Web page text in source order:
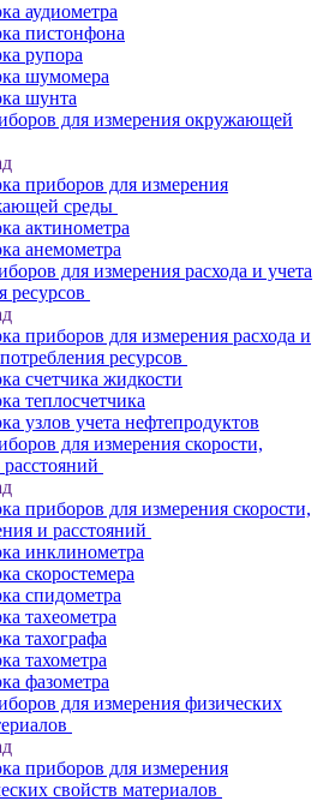
аудиометра
пистонфона
рупора
шумомера
шунта
для измерения окружающей
приборов для измерения
среды
актинометра
анемометра
для измерения расхода и учета
ресурсов
приборов для измерения расхода и
ресурсов
счетчика жидкости
теплосчетчика
узлов учета нефтепродуктов
для измерения скорости,
приборов для измерения скорости,
и расстояний
инклинометра
скоростемера
спидометра
тахеометра
тахографа
тахометра
фазометра
для измерения физических
приборов для измерения
свойств материалов